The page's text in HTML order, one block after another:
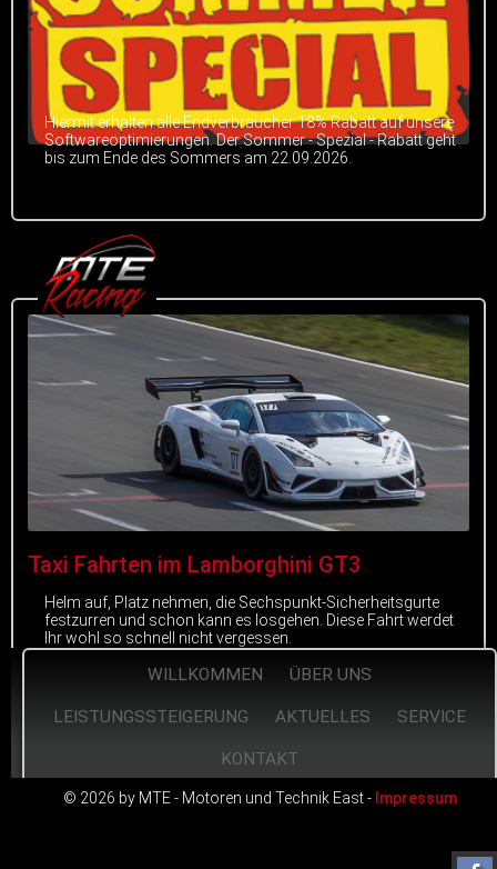
Hiermit erhalten alle Endverbraucher 18% Rabatt auf unsere
Softwareoptimierungen. Der Sommer - Spezial - Rabatt geht
bis zum Ende des Sommers am 22.09.2026.
Taxi Fahrten im Lamborghini GT3
Helm auf, Platz nehmen, die Sechspunkt-Sicherheitsgurte
festzurren und schon kann es losgehen. Diese Fahrt werdet
Ihr wohl so schnell nicht vergessen.
WILLKOMMEN ÜBER UNS
LEISTUNGSSTEIGERUNG AKTUELLES SERVICE
KONTAKT
© 2026 by MTE - Motoren und Technik East - Impressum